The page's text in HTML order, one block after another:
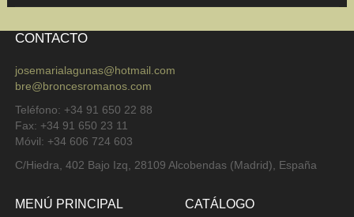
CONTACTO
josemarialagunas@hotmail.com
bre@broncesromanos.com
Teléfono: +34 91 650 22 88
Fax: +34 91 650 23 11
Móvil: +34 606 724 603
C/Hiedra, 402 Bajo Izq, 28109 Alcobendas (Madrid), España
MENÚ PRINCIPAL CATÁLOGO